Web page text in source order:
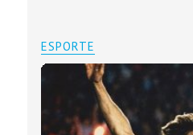
ESPORTE